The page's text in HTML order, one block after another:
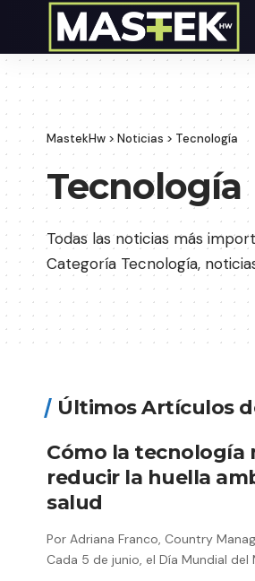
MastekHw >Noticias > Tecnología
Tecnología
Todas las noticias más
Categoría Tecnología,
Últimos Artículos
Cómo la tecnología
reducir la huella
salud
Por Adriana Franco, Country
Cada 5 de junio, el Día Mundial